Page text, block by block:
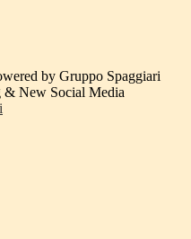
by Gruppo Spaggiari
& New Social Media